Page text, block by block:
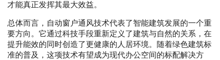
才能真正发挥其最大效益。
总体而言，自动窗户通风技术代表了智能建筑发展的一个重
要方向。它通过科技手段重新定义了建筑与自然的关系，在
提升能效的同时创造了更健康的人居环境。随着绿色建筑标
准的普及，这项技术有望成为现代办公空间的标配解决方